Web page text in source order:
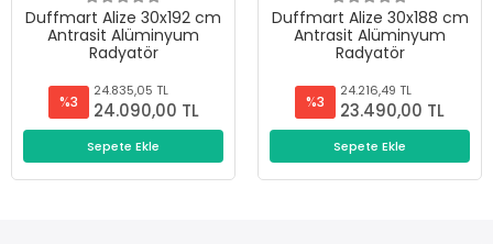
Duffmart Alize 30x192 cm
Antrasit Alüminyum
Radyatör
%3
24.835,05 TL
24.090,00 TL
Sepete Ekle
Duffmart Alize 30x188 cm
Antrasit Alüminyum
Radyatör
%3
24.216,49 TL
23.490,00 TL
Sepete Ekle